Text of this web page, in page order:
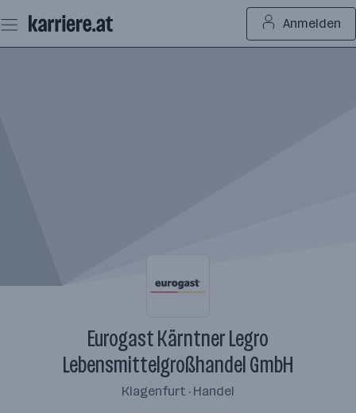
Seiteninhalt
springen
Anmelden
Eurogast Kärntner Legro
Lebensmittelgroßhandel GmbH
Klagenfurt · Handel